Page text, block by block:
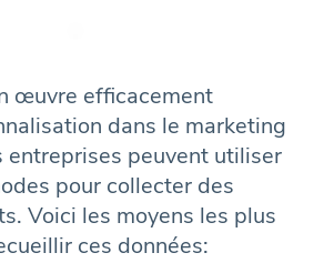
œuvre efficacement
dans le marketing
entreprises peuvent utiliser
pour collecter des
Voici les moyens les plus
ces données: